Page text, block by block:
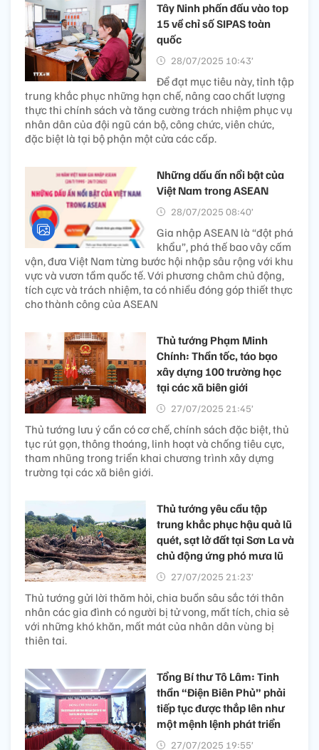
Tây Ninh phấn đấu vào top
15 về chỉ số SIPAS toàn
quốc
28/07/2025 10:43’
Để đạt mục tiêu này, tỉnh tập
trung khắc phục những hạn chế, nâng cao chất lượng
thực thi chính sách và tăng cường trách nhiệm phục vụ
nhân dân của đội ngũ cán bộ, công chức, viên chức,
đặc biệt là tại bộ phận một cửa các cấp.
Những dấu ấn nổi bật của
Việt Nam trong ASEAN
28/07/2025 08:40’
Gia nhập ASEAN là “đột phá
khẩu”, phá thế bao vây cấm
vận, đưa Việt Nam từng bước hội nhập sâu rộng với khu
vực và vươn tầm quốc tế. Với phương châm chủ động,
tích cực và trách nhiệm, ta có nhiều đóng góp thiết thực
cho thành công của ASEAN
Thủ tướng Phạm Minh
Chính: Thần tốc, táo bạo
xây dựng 100 trường học
tại các xã biên giới
27/07/2025 21:45’
Thủ tướng lưu ý cần có cơ chế, chính sách đặc biệt, thủ
tục rút gọn, thông thoáng, linh hoạt và chống tiêu cực,
tham nhũng trong triển khai chương trình xây dựng
trường tại các xã biên giới.
​Thủ tướng yêu cầu tập
trung khắc phục hậu quả lũ
quét, sạt lở đất tại Sơn La và
chủ động ứng phó mưa lũ
27/07/2025 21:23’
Thủ tướng gửi lời thăm hỏi, chia buồn sâu sắc tới thân
nhân các gia đình có người bị tử vong, mất tích, chia sẻ
với những khó khăn, mất mát của nhân dân vùng bị
thiên tai.
Tổng Bí thư Tô Lâm: Tinh
thần “Điện Biên Phủ” phải
tiếp tục được thắp lên như
một mệnh lệnh phát triển
27/07/2025 19:55’